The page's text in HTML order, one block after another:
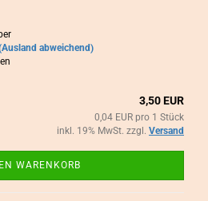
abweichend)
3,50 EUR
0,04 EUR pro 1 Stück
inkl. 19% MwSt. zzgl. Versand
WARENKORB